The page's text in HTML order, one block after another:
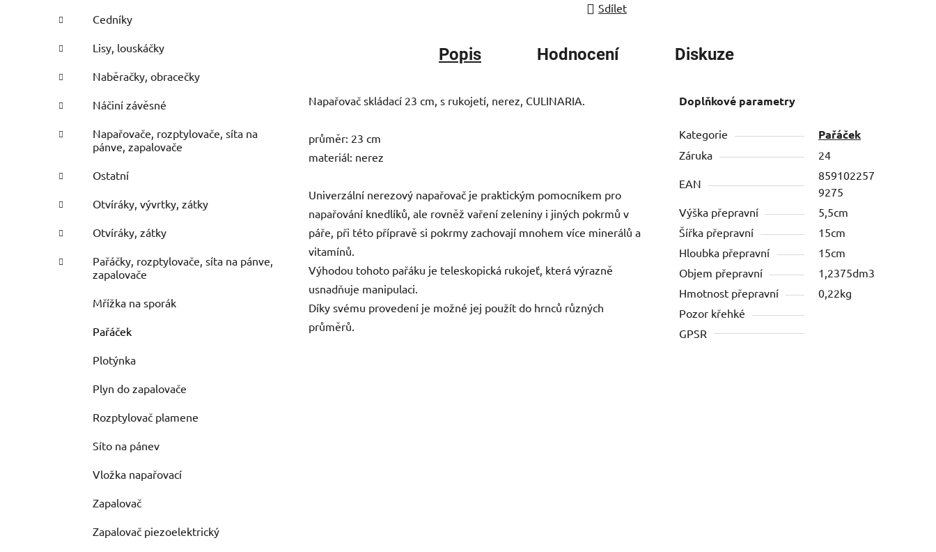
Cedníky
Lisy, louskáčky
Naběračky, obracečky
Náčiní závěsné
Napařovače, rozptylovače, síta na
pánve, zapalovače
Ostatní
Otvíráky, vývrtky, zátky
Otvíráky, zátky
Pařáčky, rozptylovače, síta na pánve,
zapalovače
Mřížka na sporák
Pařáček
Plotýnka
Plyn do zapalovače
Rozptylovač plamene
Síto na pánev
Vložka napařovací
Zapalovač
Zapalovač piezoelektrický
Sdílet
Popis Hodnocení Diskuze
Napařovač skládací 23 cm, s rukojetí, nerez, CULINARIA.
průměr: 23 cm
materiál: nerez
Univerzální nerezový napařovač je praktickým pomocníkem pro
napařování knedlíků, ale rovněž vaření zeleniny i jiných pokrmů v
páře, při této přípravě si pokrmy zachovají mnohem více minerálů a
vitamínů.
Výhodou tohoto pařáku je teleskopická rukojeť, která výrazně
usnadňuje manipulaci.
Díky svému provedení je možné jej použít do hrnců různých
průměrů.
Doplňkové parametry
Kategorie Pařáček
Záruka 24
EAN
859102257
9275
Výška přepravní
5,5cm
Šířka přepravní
15cm
Hloubka přepravní
15cm
Objem přepravní
1,2375dm3
Hmotnost přepravní
0,22kg
Pozor křehké
GPSR